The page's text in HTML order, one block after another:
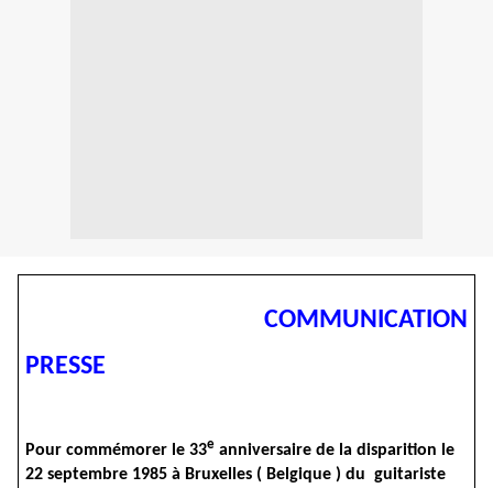
COMMUNICATION
PRESSE
Pour commémorer le 33eanniversaire de la disparition le
22 septembre 1985 à Bruxelles ( Belgique ) du guitariste